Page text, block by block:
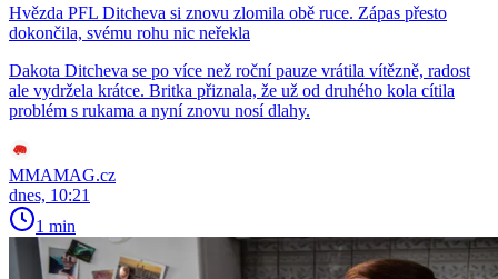
Hvězda PFL Ditcheva si znovu zlomila obě ruce. Zápas přesto
dokončila, svému rohu nic neřekla
Dakota Ditcheva se po více než roční pauze vrátila vítězně, radost
ale vydržela krátce. Britka přiznala, že už od druhého kola cítila
problém s rukama a nyní znovu nosí dlahy.
MMAMAG.cz
dnes, 10:21
1 min